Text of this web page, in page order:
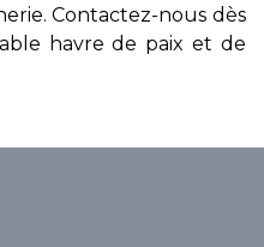
Contactez-nous dès
havre de paix et de